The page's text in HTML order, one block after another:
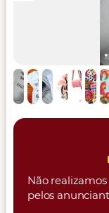
Não
pelos